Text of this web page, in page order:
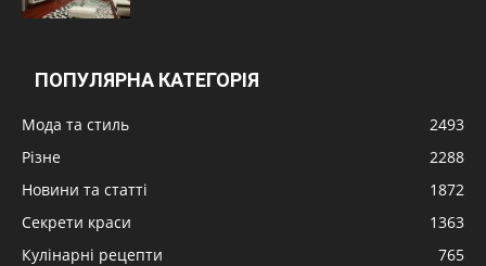
ПОПУЛЯРНА КАТЕГОРІЯ
Мода та стиль
2493
Різне
2288
Новини та статті
1872
Секрети краси
1363
Кулінарні рецепти
765